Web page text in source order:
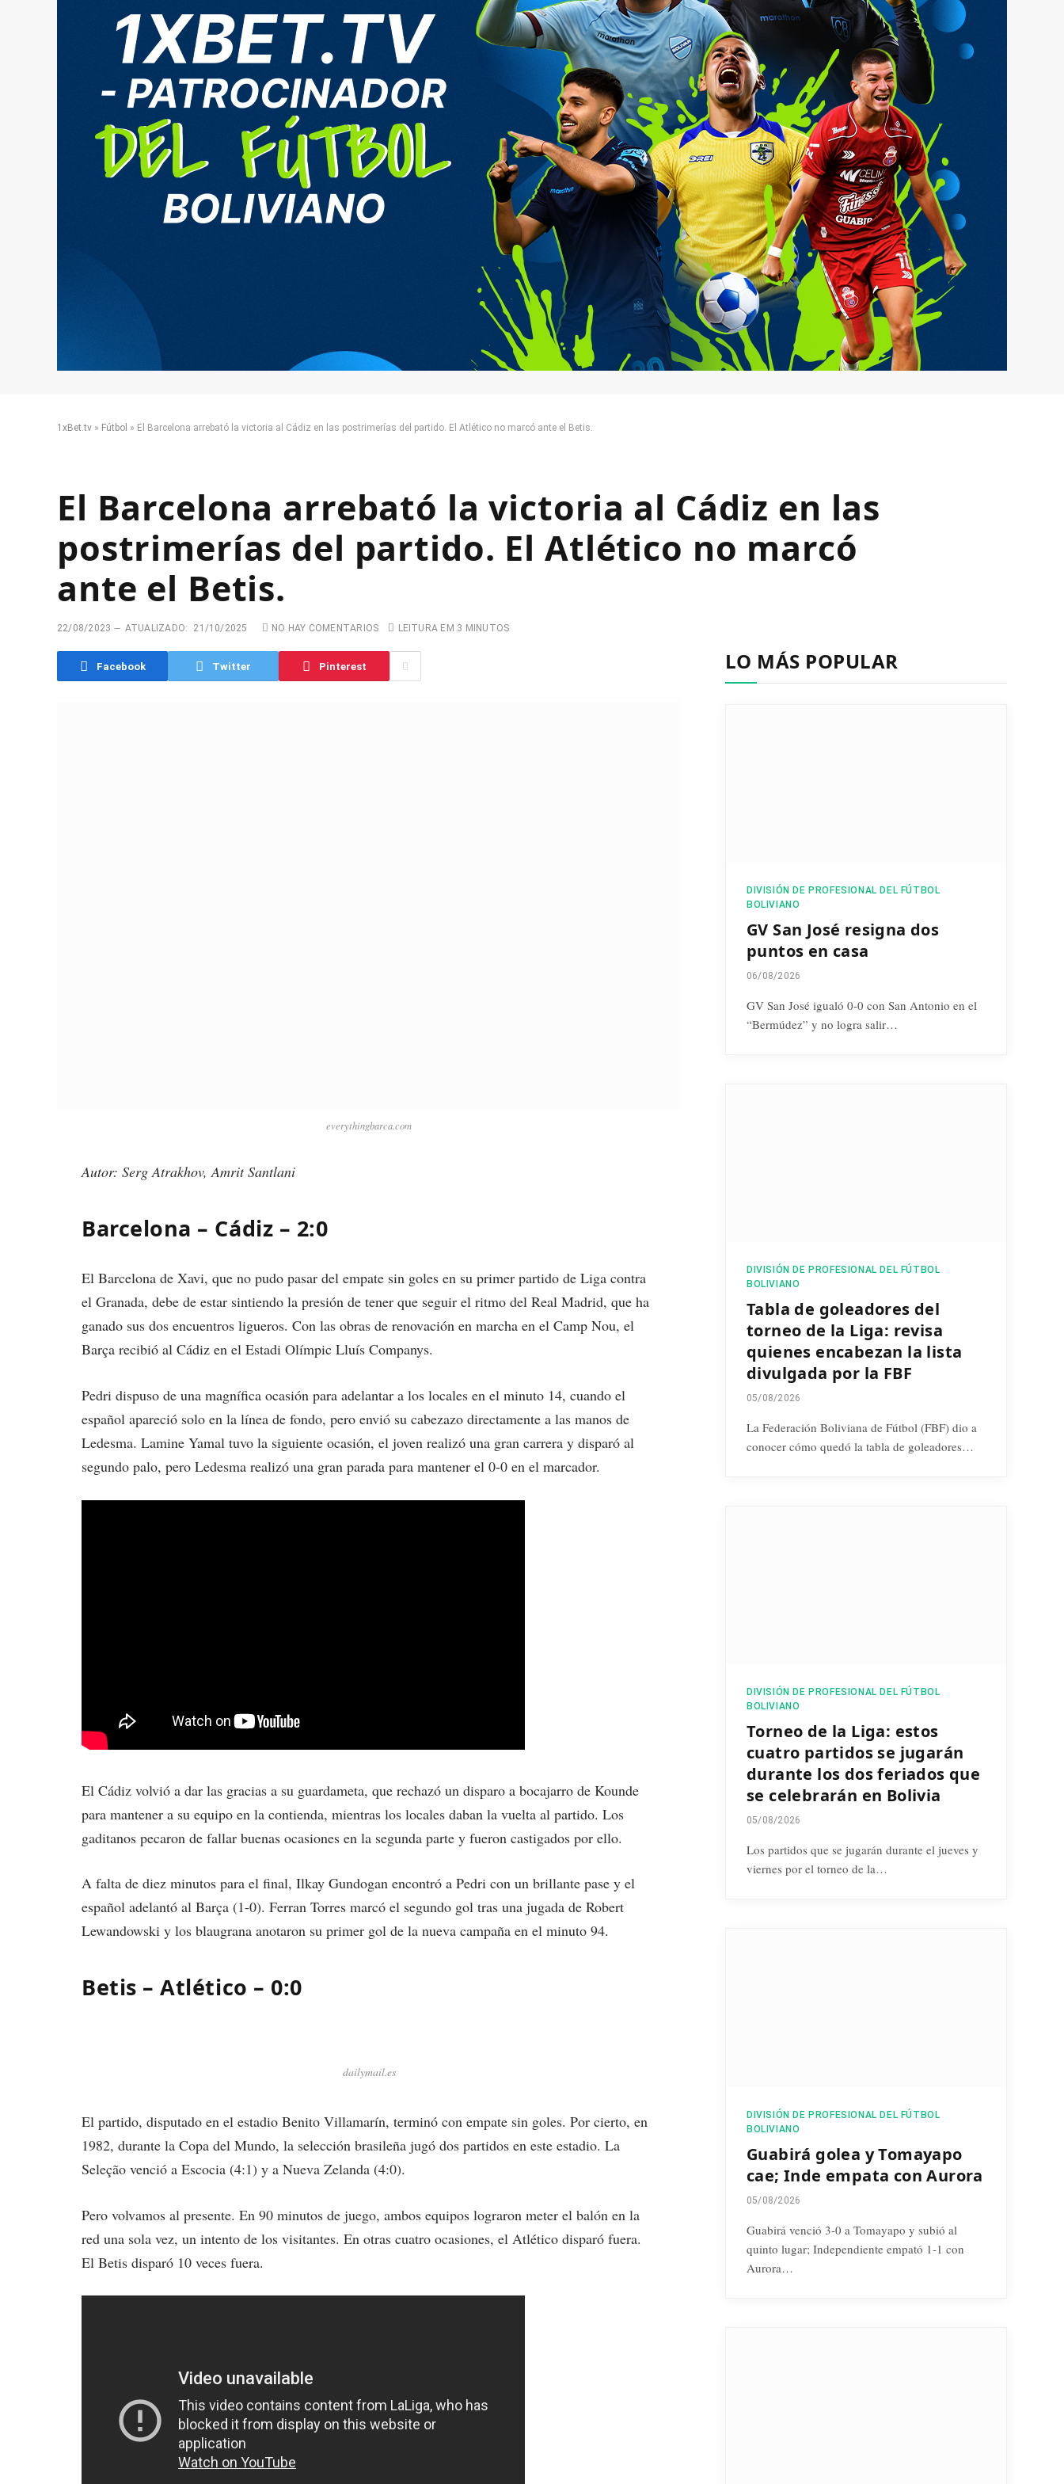
1xBet.tv » Fútbol » El Barcelona arrebató la victoria al Cádiz en las postrimerías del partido. El Atlético no marcó ante el Betis.
El Barcelona arrebató la victoria al Cádiz en las
postrimerías del partido. El Atlético no marcó
ante el Betis.
22/08/2023 ATUALIZADO: 21/10/2025 NO HAY COMENTARIOS LEITURA EM 3 MINUTOS
Facebook Twitter Pinterest
everythingbarca.com
Autor: Serg Atrakhov, Amrit Santlani
Barcelona – Cádiz – 2:0
El Barcelona de Xavi, que no pudo pasar del empate sin goles en su primer partido de Liga contra
el Granada, debe de estar sintiendo la presión de tener que seguir el ritmo del Real Madrid, que ha
ganado sus dos encuentros ligueros. Con las obras de renovación en marcha en el Camp Nou, el
Barça recibió al Cádiz en el Estadi Olímpic Lluís Companys.
Pedri dispuso de una magnífica ocasión para adelantar a los locales en el minuto 14, cuando el
español apareció solo en la línea de fondo, pero envió su cabezazo directamente a las manos de
Ledesma. Lamine Yamal tuvo la siguiente ocasión, el joven realizó una gran carrera y disparó al
segundo palo, pero Ledesma realizó una gran parada para mantener el 0-0 en el marcador.
El Cádiz volvió a dar las gracias a su guardameta, que rechazó un disparo a bocajarro de Kounde
para mantener a su equipo en la contienda, mientras los locales daban la vuelta al partido. Los
gaditanos pecaron de fallar buenas ocasiones en la segunda parte y fueron castigados por ello.
A falta de diez minutos para el final, Ilkay Gundogan encontró a Pedri con un brillante pase y el
español adelantó al Barça (1-0). Ferran Torres marcó el segundo gol tras una jugada de Robert
Lewandowski y los blaugrana anotaron su primer gol de la nueva campaña en el minuto 94.
Betis – Atlético – 0:0
dailymail.es
El partido, disputado en el estadio Benito Villamarín, terminó con empate sin goles. Por cierto, en
1982, durante la Copa del Mundo, la selección brasileña jugó dos partidos en este estadio. La
Seleção venció a Escocia (4:1) y a Nueva Zelanda (4:0).
Pero volvamos al presente. En 90 minutos de juego, ambos equipos lograron meter el balón en la
red una sola vez, un intento de los visitantes. En otras cuatro ocasiones, el Atlético disparó fuera.
El Betis disparó 10 veces fuera.
LO MÁS POPULAR
DIVISIÓN DE PROFESIONAL DEL FÚTBOL
BOLIVIANO
GV San José resigna dos
puntos en casa
06/08/2026
GV San José igualó 0-0 con San Antonio en el
“Bermúdez” y no logra salir…
DIVISIÓN DE PROFESIONAL DEL FÚTBOL
BOLIVIANO
Tabla de goleadores del
torneo de la Liga: revisa
quienes encabezan la lista
divulgada por la FBF
05/08/2026
La Federación Boliviana de Fútbol (FBF) dio a
conocer cómo quedó la tabla de goleadores…
DIVISIÓN DE PROFESIONAL DEL FÚTBOL
BOLIVIANO
Torneo de la Liga: estos
cuatro partidos se jugarán
durante los dos feriados que
se celebrarán en Bolivia
05/08/2026
Los partidos que se jugarán durante el jueves y
viernes por el torneo de la…
DIVISIÓN DE PROFESIONAL DEL FÚTBOL
BOLIVIANO
Guabirá golea y Tomayapo
cae; Inde empata con Aurora
05/08/2026
Guabirá venció 3-0 a Tomayapo y subió al
quinto lugar; Independiente empató 1-1 con
Aurora…